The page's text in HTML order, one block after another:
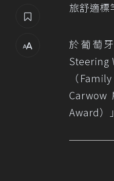
旅舒適標
於葡萄
Steering
（
Award）